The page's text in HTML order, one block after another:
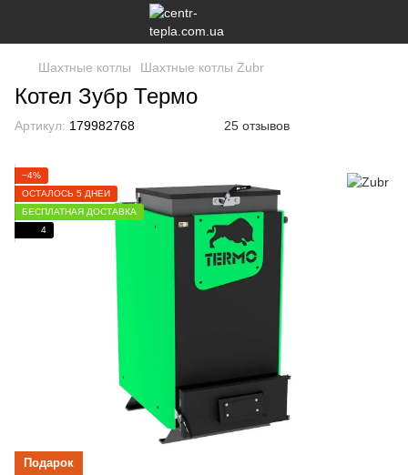
Шахтные котлы Шахтные котлы Zubr
Котел Зубр Термо
Артикул: 179982768 25 отзывов
−4%
ОСТАЛОСЬ 5 ДНЕЙ
БЕСПЛАТНАЯ ДОСТАВКА
4
Подарок